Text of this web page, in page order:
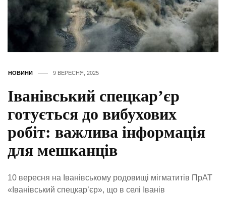
НОВИНИ 9 ВЕРЕСНЯ, 2025
Іванівський спецкар’єр
готується до вибухових
робіт: важлива інформація
для мешканців
10 вересня на Іванівському родовищі мігматитів ПрАТ
«Іванівський спецкар’єр», що в селі Іванів